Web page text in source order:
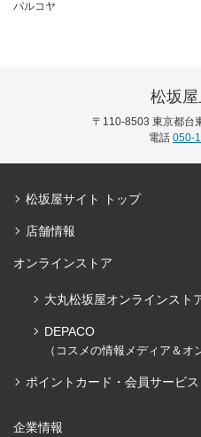
パルコヤ
松坂
〒110-8503 東京都台
電話 050-
松坂屋サイト トップ
店舗情報
オンラインストア
大丸松坂屋オンラインスト
DEPACO
（コスメの情報メディア＆オ
ポイントカード・会員サービス
企業情報